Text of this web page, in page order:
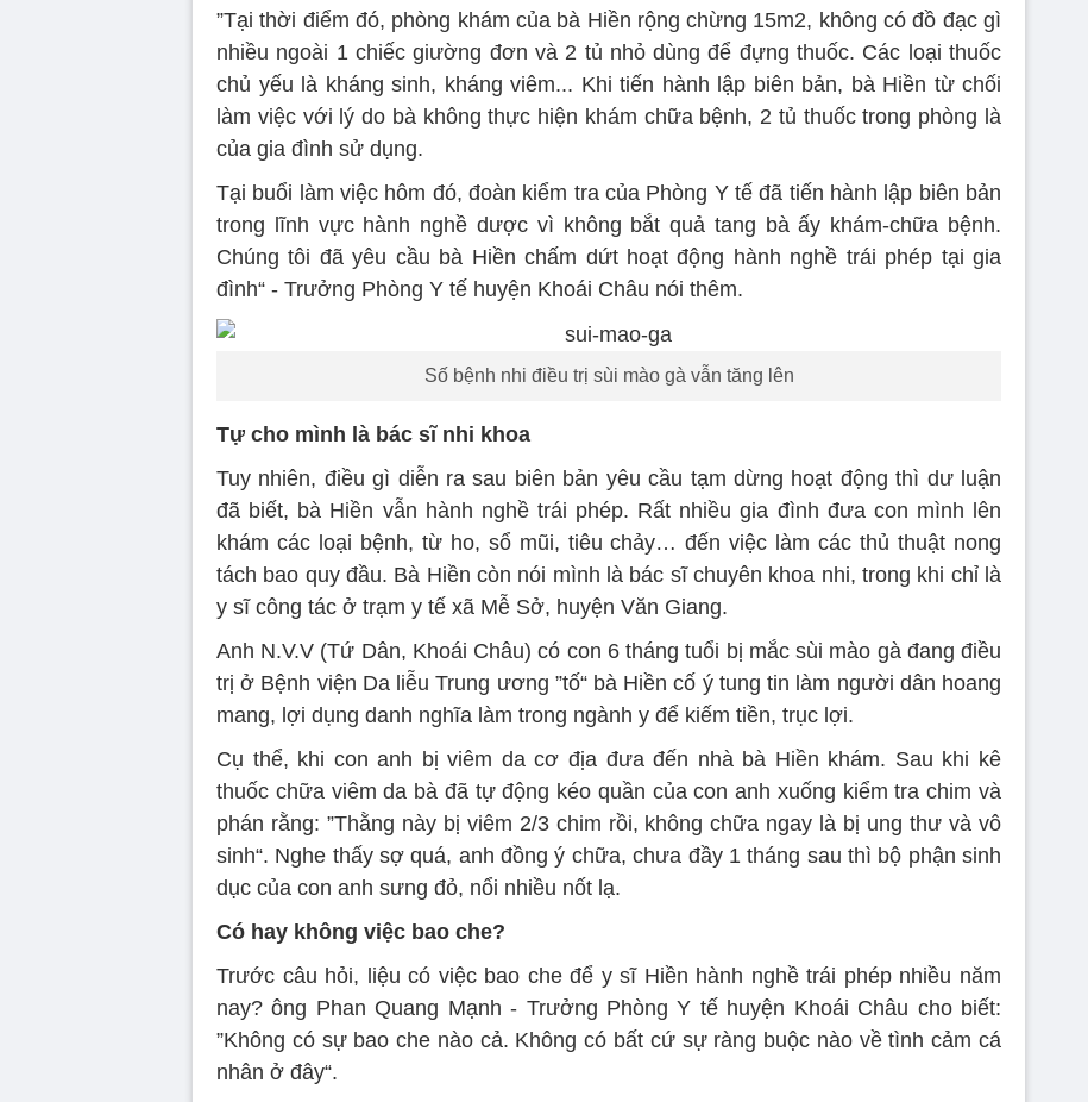
”Tại thời điểm đó, phòng khám của bà Hiền rộng chừng 15m2, không có đồ đạc gì
nhiều ngoài 1 chiếc giường đơn và 2 tủ nhỏ dùng để đựng thuốc. Các loại thuốc
chủ yếu là kháng sinh, kháng viêm... Khi tiến hành lập biên bản, bà Hiền từ chối
làm việc với lý do bà không thực hiện khám chữa bệnh, 2 tủ thuốc trong phòng là
của gia đình sử dụng.
Tại buổi làm việc hôm đó, đoàn kiểm tra của Phòng Y tế đã tiến hành lập biên bản
trong lĩnh vực hành nghề dược vì không bắt quả tang bà ấy khám-chữa bệnh.
Chúng tôi đã yêu cầu bà Hiền chấm dứt hoạt động hành nghề trái phép tại gia
đình“ - Trưởng Phòng Y tế huyện Khoái Châu nói thêm.
Số bệnh nhi điều trị sùi mào gà vẫn tăng lên
Tự cho mình là bác sĩ nhi khoa
Tuy nhiên, điều gì diễn ra sau biên bản yêu cầu tạm dừng hoạt động thì dư luận
đã biết, bà Hiền vẫn hành nghề trái phép. Rất nhiều gia đình đưa con mình lên
khám các loại bệnh, từ ho, sổ mũi, tiêu chảy… đến việc làm các thủ thuật nong
tách bao quy đầu. Bà Hiền còn nói mình là bác sĩ chuyên khoa nhi, trong khi chỉ là
y sĩ công tác ở trạm y tế xã Mễ Sở, huyện Văn Giang.
Anh N.V.V (Tứ Dân, Khoái Châu) có con 6 tháng tuổi bị mắc sùi mào gà đang điều
trị ở Bệnh viện Da liễu Trung ương ”tố“ bà Hiền cố ý tung tin làm người dân hoang
mang, lợi dụng danh nghĩa làm trong ngành y để kiếm tiền, trục lợi.
Cụ thể, khi con anh bị viêm da cơ địa đưa đến nhà bà Hiền khám. Sau khi kê
thuốc chữa viêm da bà đã tự động kéo quần của con anh xuống kiểm tra chim và
phán rằng: ”Thằng này bị viêm 2/3 chim rồi, không chữa ngay là bị ung thư và vô
sinh“. Nghe thấy sợ quá, anh đồng ý chữa, chưa đầy 1 tháng sau thì bộ phận sinh
dục của con anh sưng đỏ, nổi nhiều nốt lạ.
Có hay không việc bao che?
Trước câu hỏi, liệu có việc bao che để y sĩ Hiền hành nghề trái phép nhiều năm
nay? ông Phan Quang Mạnh - Trưởng Phòng Y tế huyện Khoái Châu cho biết:
”Không có sự bao che nào cả. Không có bất cứ sự ràng buộc nào về tình cảm cá
nhân ở đây“.